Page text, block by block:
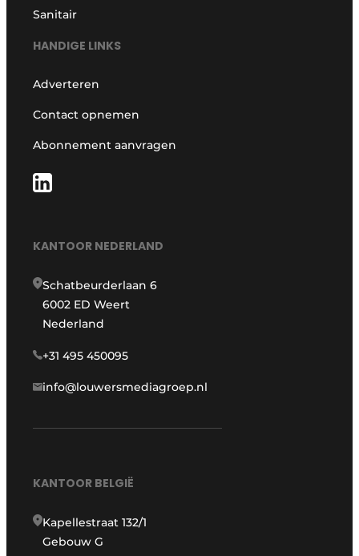
Sanitair
HANDIGE LINKS
Adverteren
Contact opnemen
Abonnement aanvragen
KANTOOR NEDERLAND
Schatbeurderlaan 6
6002 ED Weert
Nederland
+31 495 450095
info@louwersmediagroep.nl
KANTOOR BELGIË
Kapellestraat 132/1
Gebouw G